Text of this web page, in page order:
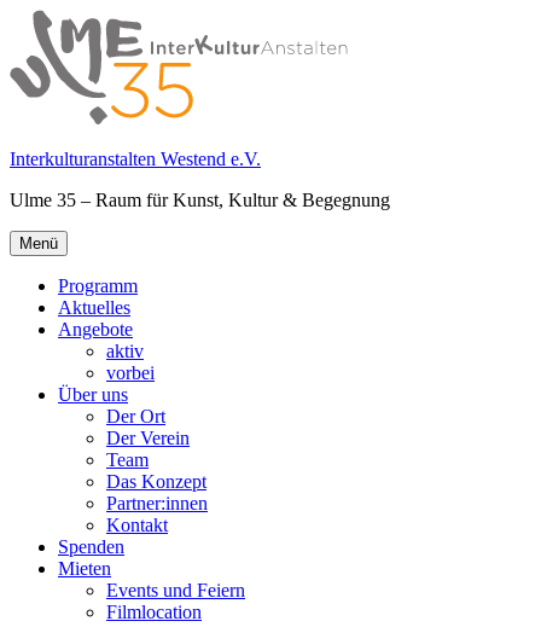
Springe
zum
Inhalt
Interkulturanstalten Westend e.V.
Ulme 35 – Raum für Kunst, Kultur & Begegnung
Primäres
Menü
Menü
Programm
Aktuelles
Angebote
aktiv
vorbei
Über uns
Der Ort
Der Verein
Team
Das Konzept
Partner:innen
Kontakt
Spenden
Mieten
Events und Feiern
Filmlocation